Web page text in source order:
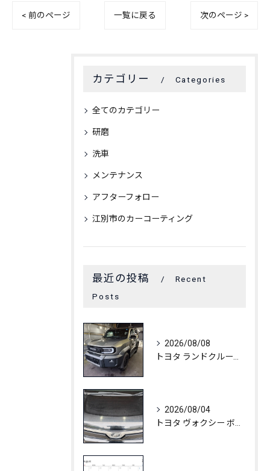
< 前のページ 一覧に戻る 次のページ >
カテゴリー Categories
全てのカテゴリー
研磨
洗車
メンテナンス
アフターフォロー
江別市のカーコーティング
最近の投稿
Recent
Posts
2026/08/08
2026/08/04